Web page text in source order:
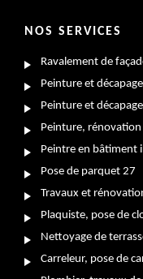
NOS SERVICES
Ravalement de
Peinture et
Peinture et
Peinture,
Peintre en bâtiment
Pose de parquet 27
Travaux et
Plaquiste, pose de
Nettoyage de
Carreleur, pose de